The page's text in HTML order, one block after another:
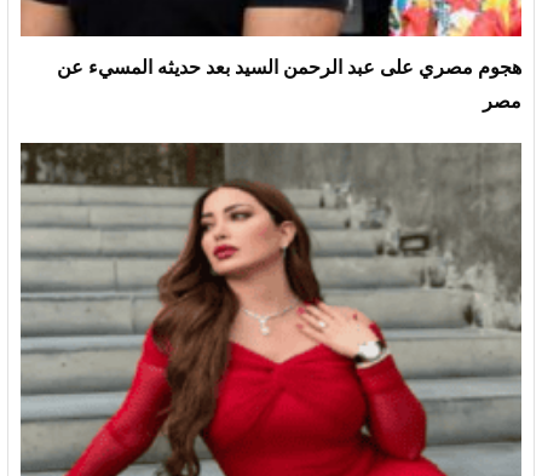
هجوم مصري على عبد الرحمن السيد بعد حديثه المسيء عن
مصر